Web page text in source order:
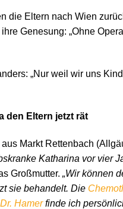
die Eltern nach Wien
Genesung: „Ohne
„Nur weil wir uns
den Eltern jetzt rät
aus Markt Rettenbach
Katharina vor vier
Großmutter. „Wir können
sie behandelt. Die
Dr. Hamerfinde ich